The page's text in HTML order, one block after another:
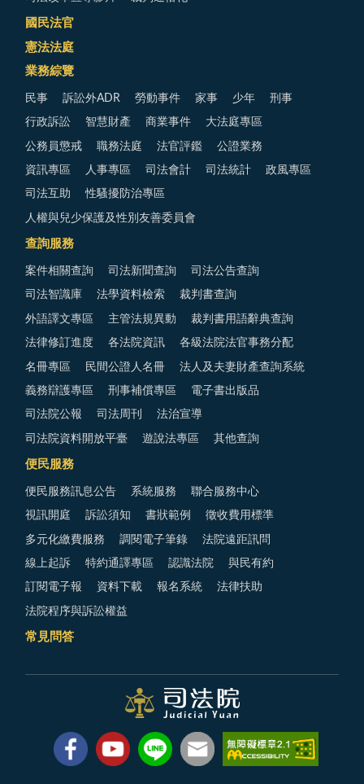
國民法官
憲法法庭
業務綜覽
民事 訴訟外ADR 勞動事件 家事 少年 刑事
行政訴訟 智慧財產 商業事件 大法庭專區
公務員懲戒 職務法庭 法官評鑑 公證業務
資訊專區 人事專區 司法會計 司法統計 政風專區
司法互助 性騷擾防治專區
人權與兒少保護及性別友善委員會
查詢服務
案件相關查詢 司法新聞查詢 司法公告查詢
司法智識庫 法學資料檢索 裁判書查詢
外語譯文專區 主管法規異動 裁判書用語辭典查詢
法律修訂進度 各法院資訊 各級法院法官事務分配
名冊專區 民間公證人名冊 法人及夫妻財產查詢系統
義務辯護專區 刑事補償專區 電子書出版品
司法院公報 司法周刊 法治宣導
司法院資料開放平臺 遊說法專區 其他查詢
便民服務
便民服務訊息公告 系統服務 聯合服務中心
視訊開庭 訴訟須知 書狀範例 徵收費用標準
多元化繳費服務 調閱電子筆錄 法院遠距訊問
線上起訴 特約通譯專區 認識法院 與民有約
訂閱電子報 資料下載 報名系統 法律扶助
法院程序與訴訟權益
常見問答